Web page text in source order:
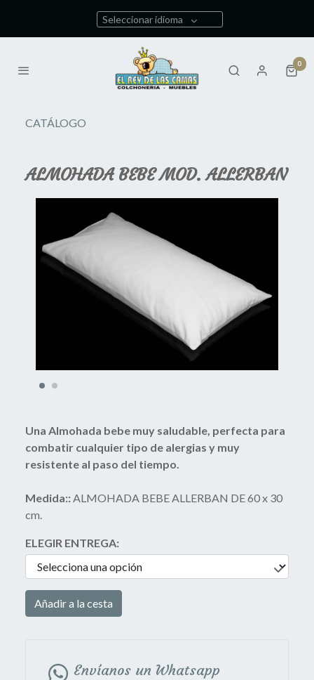
Seleccionar idioma
0
CATÁLOGO
ALMOHADA BEBE MOD. ALLERBAN
Una Almohada bebe muy saludable, perfecta para
combatir cualquier tipo de alergias y muy
resistente al paso del tiempo.
Medida::ALMOHADA BEBE ALLERBAN DE 60 x 30
cm.
ELEGIR ENTREGA:
Añadir a la cesta
Envíanos un Whatsapp